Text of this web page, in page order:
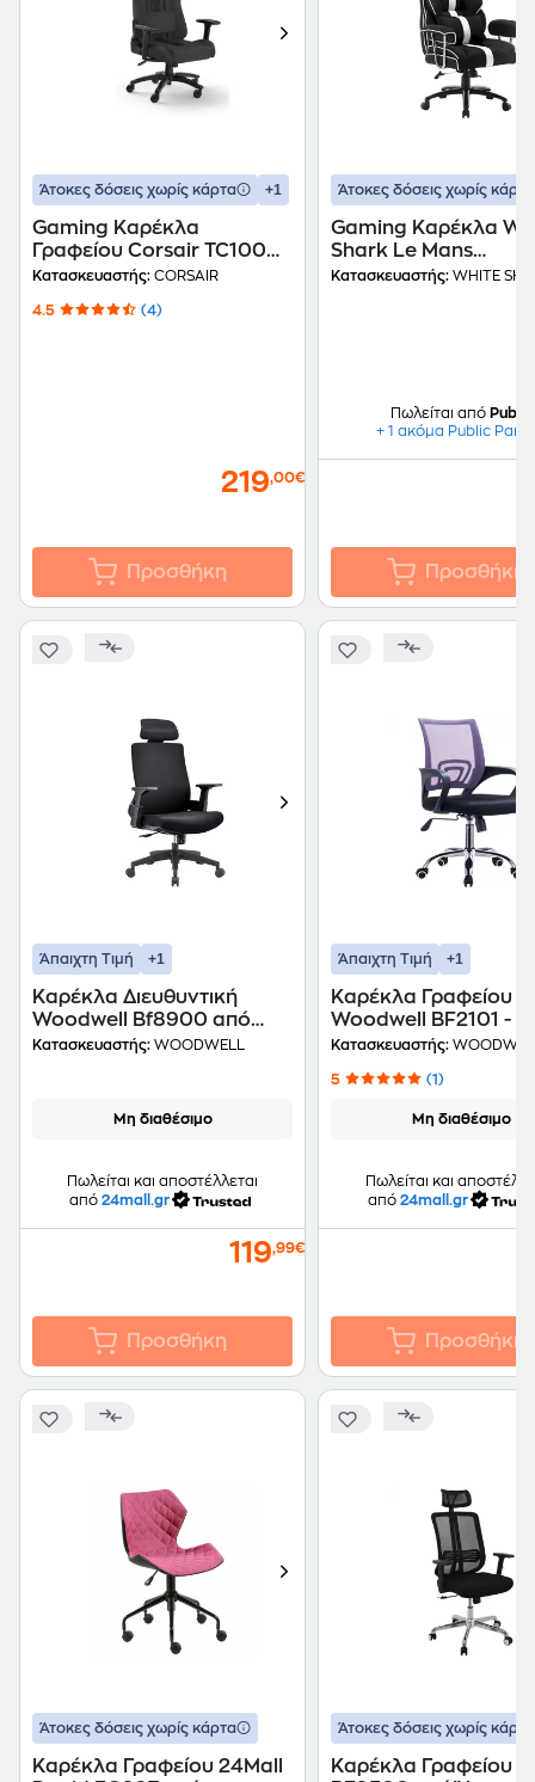
Άτοκες δόσεις χωρίς κάρτα +1
Gaming Καρέκλα
Γραφείου Corsair TC100
Relaxed Υφασμάτινη -
Κατασκευαστής: CORSAIR
4.5 (4)
219,00€
Προσθήκη
Άτοκες δόσεις χωρίς κάρτα
Gaming Καρέκλα
Shark Le Mans
Υφασμάτινη -
Κατασκευαστής: WHITE
Πωλείται από Public
+ 1 ακόμα Public
Προσθήκη
Άπαιχτη Τιμή +1
Καρέκλα Διευθυντική
Woodwell Bf8900 από
Ύφασμα - Μαύρη
Κατασκευαστής: WOODWELL
Μη διαθέσιμο
Πωλείται και αποστέλλεται
από 24mall.gr
119,99€
Προσθήκη
Άπαιχτη Τιμή +1
Καρέκλα Γραφείου
Woodwell BF2101 - F
Υφασμάτινη - Μωβ/
Κατασκευαστής:
5 (1)
Μη διαθέσιμο
Πωλείται και
από 24mall.gr
Προσθήκη
Άτοκες δόσεις χωρίς κάρτα
Καρέκλα Γραφείου 24Mall
Άτοκες δόσεις χωρίς κάρτα
Καρέκλα Γραφείου